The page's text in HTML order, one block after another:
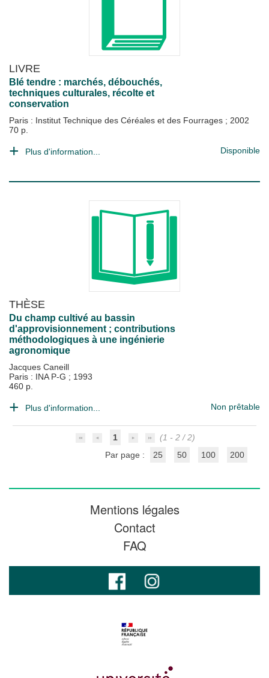
LIVRE
Blé tendre : marchés, débouchés,
techniques culturales, récolte et
conservation
Paris : Institut Technique des Céréales et des Fourrages ; 2002
70 p.
Plus d'information... Disponible
THÈSE
Du champ cultivé au bassin
d'approvisionnement ; contributions
méthodologiques à une ingénierie
agronomique
Jacques Caneill
Paris : INA P-G ; 1993
460 p.
Plus d'information... Non prêtable
1
(1 - 2 / 2)
Par page :
25 50 100 200
Mentions légales
Contact
FAQ